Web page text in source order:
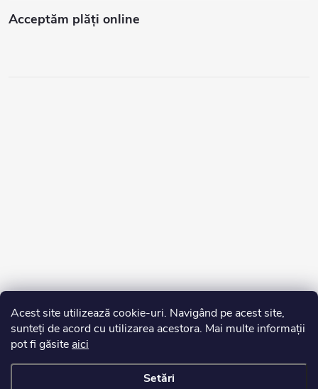
Acest site utilizează cookie-uri. Navigând pe acest site,
sunteți de acord cu utilizarea acestora. Mai multe informații
pot fi găsite aici
Setări
Acceptăm plăţi online